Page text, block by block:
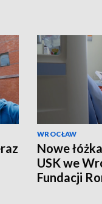
WROCŁAW
Nowe
USK we
Fundacji